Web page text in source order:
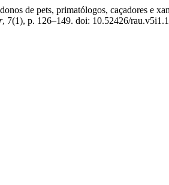
de pets, primatólogos, caçadores e
, 7(1), p. 126–149. doi: 10.52426/